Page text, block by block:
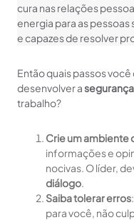
cura nas relações
energia para as
e capazes de resolver
Então quais passos
desenvolver a
trabalho?
Crie um ambiente
informações e
nocivas. O líder,
diálogo.
Saiba tolerar erros
para você, não